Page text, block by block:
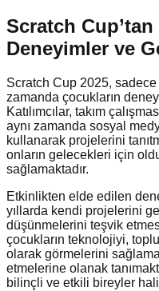
Scratch
Deneyimler ve
Scratch Cup 2025,
zamanda çocukların
Katılımcılar, takım
aynı zamanda sosyal
kullanarak projelerini
onların gelecekleri için
sağlamaktadır.
Etkinlikten elde edilen
yıllarda kendi projelerini
düşünmelerini teşvik
çocukların teknolojiyi,
olarak görmelerini
etmelerine olanak
bilinçli ve etkili bireyler